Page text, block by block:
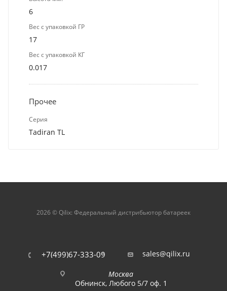
6
Вес с упаковкой ГР
17
Вес с упаковкой КГ
0.017
Прочее
Серия
Tadiran TL
2026 © Qilix: Федеральный дистрибьютор батареек
+7(499)67-333-09 sales@qilix.ru
Москва
Обнинск, Любого 5/7 оф. 1